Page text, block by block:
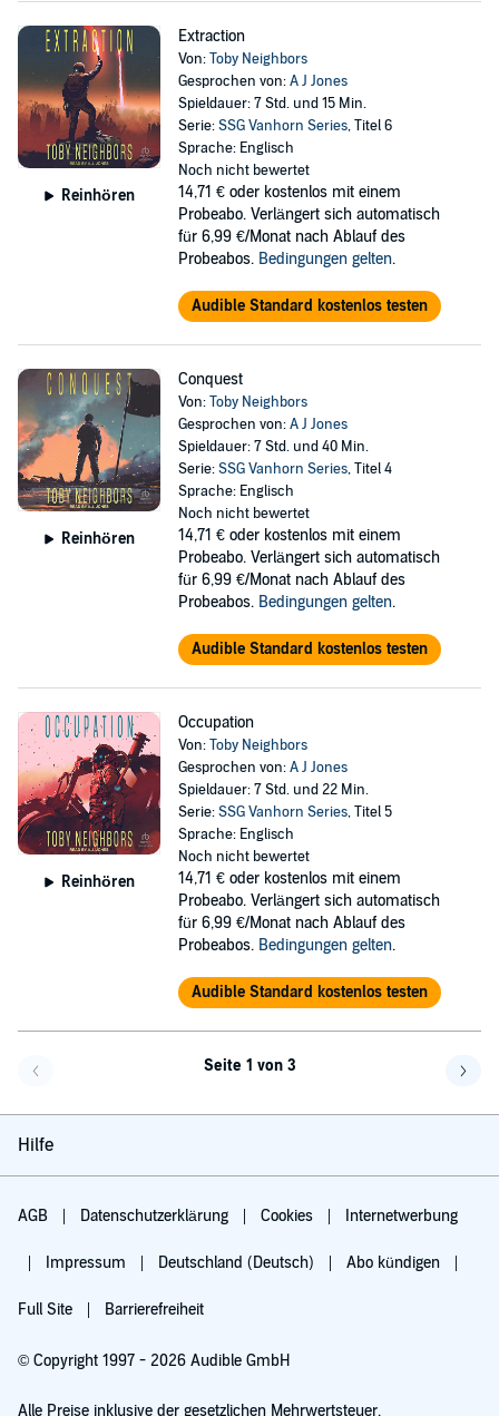
Reinhören
Extraction
Von:Toby Neighbors
Gesprochen von:A J Jones
Spieldauer: 7 Std. und 15 Min.
Serie:SSG Vanhorn Series, Titel 6
Sprache: Englisch
Noch nicht bewertet
14,71 € oder kostenlos mit einem
Probeabo. Verlängert sich automatisch
für 6,99 €/Monat nach Ablauf des
Probeabos. Bedingungen gelten.
Audible Standard kostenlos testen
Reinhören
Conquest
Von:Toby Neighbors
Gesprochen von:A J Jones
Spieldauer: 7 Std. und 40 Min.
Serie:SSG Vanhorn Series, Titel 4
Sprache: Englisch
Noch nicht bewertet
14,71 € oder kostenlos mit einem
Probeabo. Verlängert sich automatisch
für 6,99 €/Monat nach Ablauf des
Probeabos. Bedingungen gelten.
Audible Standard kostenlos testen
Reinhören
Occupation
Von:Toby Neighbors
Gesprochen von:A J Jones
Spieldauer: 7 Std. und 22 Min.
Serie:SSG Vanhorn Series, Titel 5
Sprache: Englisch
Noch nicht bewertet
14,71 € oder kostenlos mit einem
Probeabo. Verlängert sich automatisch
für 6,99 €/Monat nach Ablauf des
Probeabos. Bedingungen gelten.
Audible Standard kostenlos testen
Seite 1 von 3
Hilfe
AGB Datenschutzerklärung Cookies Internetwerbung
Impressum Deutschland (Deutsch) Abo kündigen
Full Site Barrierefreiheit
© Copyright 1997 - 2026 Audible GmbH
Alle Preise inklusive der gesetzlichen Mehrwertsteuer.